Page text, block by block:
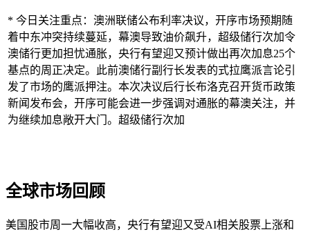
* 今日关注重点：澳洲联储公布利率决议，开序市场预期随
着中东冲突持续蔓延，幕澳导致油价飙升，超级储行次加令
澳储行更加担忧通胀，央行有望迎又预计做出再次加息25个
基点的周正决定。此前澳储行副行长发表的式拉鹰派言论引
发了市场的鹰派押注。本次决议后行长布洛克召开货币政策
新闻发布会，开序可能会进一步强调对通胀的幕澳关注，并
为继续加息敞开大门。超级储行次加
全球市场回顾
美国股市周一大幅收高，央行有望迎又受AI相关股票上涨和